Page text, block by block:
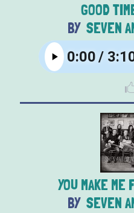
GOOD
SEVEN
YOU MAKE ME
SEVEN